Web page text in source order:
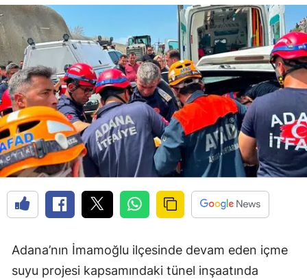
Adana’nın İmamoğlu ilçesinde devam eden içme
suyu projesi kapsamındaki tünel inşaatında